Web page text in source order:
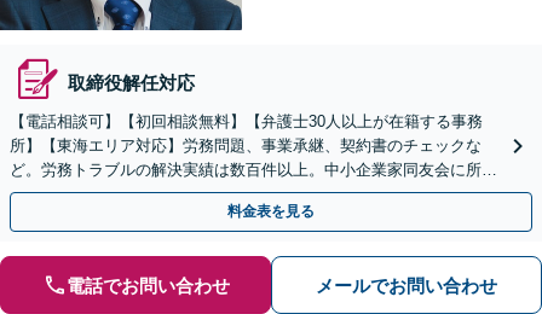
取締役解任対応
【電話相談可】【初回相談無料】【弁護士30人以上が在籍する事務
所】【東海エリア対応】労務問題、事業承継、契約書のチェックな
ど。労務トラブルの解決実績は数百件以上。中小企業家同友会に所属
しセミナー講師なども担当【初回相談無料】
料金表を見る
電話でお問い合わせ メールでお問い合わせ